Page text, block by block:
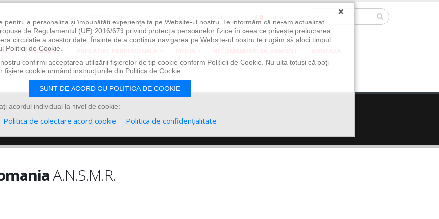
LEGISLATIE
A.N.S.M.R.
×
pentru a personaliza și îmbunătăți experiența ta pe Website-ul nostru. Te informăm că ne-am actualizat
de Regulamentul (UE) 2016/679 privind protecția persoanelor fizice în ceea ce privește prelucrarea
circulație a acestor date. Înainte de a continua navigarea pe Website-ul nostru te rugăm să aloci timpul
Politicii de Cookie.
confirmi acceptarea utilizării fişierelor de tip cookie conform Politicii de Cookie. Nu uita totuși că poți
cookie urmând instrucțiunile din Politica de Cookie.
SUNT DE ACORD CU POLITICA DE COOKIE
acordul individual la nivel de cookie:
Politica de colectare acord cookie Politica de confidențialitate